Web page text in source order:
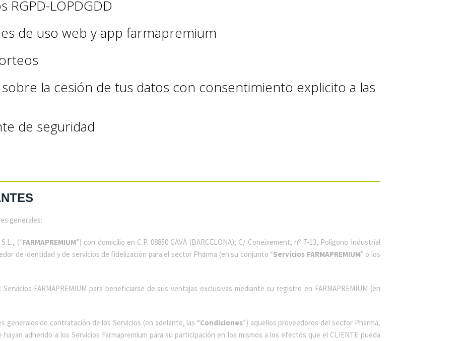
RGPD-LOPDGDD
de uso web y app farmapremium
la cesión de tus datos con consentimiento explicito a las
de seguridad
generales:
(“FARMAPREMIUM”) con domicilio en C.P. 08850 GAVÁ (BARCELONA); C/ Coneixement, nº 7-13, Polígono Industrial
de identidad y de servicios de fidelización para el sector Pharma (en su conjunto “Servicios FARMAPREMIUM” o los
FARMAPREMIUM para beneficiarse de sus ventajas exclusivas mediante su registro en FARMAPREMIUM (en
generales de contratación de los Servicios (en adelante, las “Condiciones”) aquellos proveedores del sector Pharma,
adherido a los Servicios Farmapremium para su participación en los mismos a los efectos que el CLIENTE pueda